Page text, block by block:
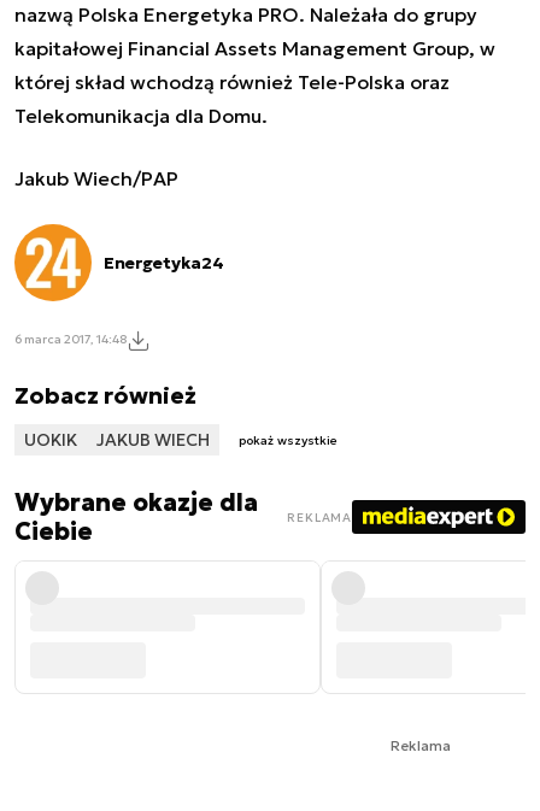
nazwą Polska Energetyka PRO. Należała do grupy
kapitałowej Financial Assets Management Group, w
której skład wchodzą również Tele-Polska oraz
Telekomunikacja dla Domu.
Jakub Wiech/PAP
Energetyka24
6 marca 2017, 14:48
Zobacz również
UOKIK JAKUB WIECH pokaż wszystkie
Wybrane okazje dla
Ciebie
REKLAMA
Reklama